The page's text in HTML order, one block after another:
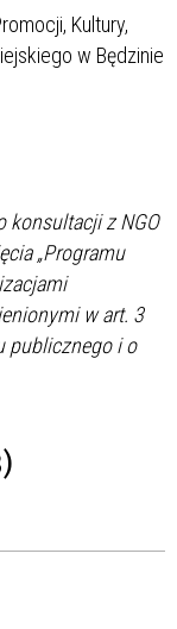
Kultury,
w Będzinie
konsultacji z NGO
„Programu
w art. 3
publicznego i o